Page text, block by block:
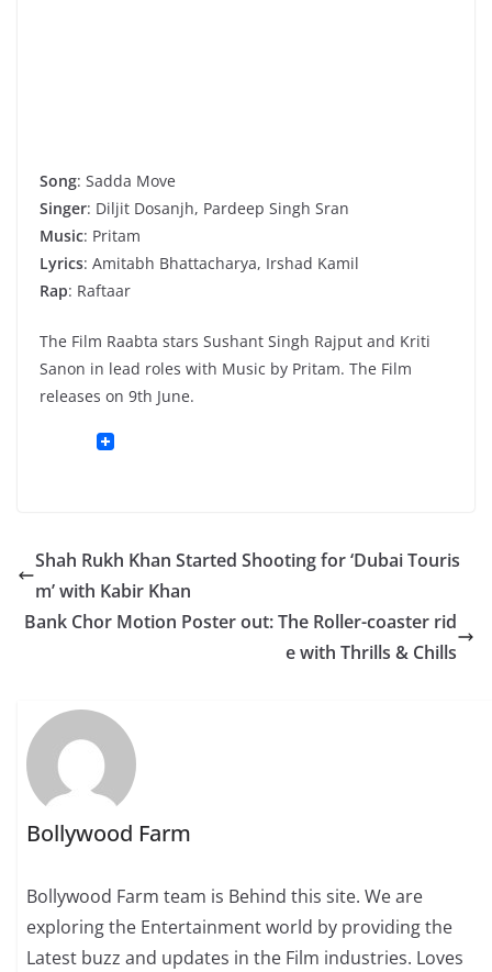
Song: Sadda Move
Singer: Diljit Dosanjh, Pardeep Singh Sran
Music: Pritam
Lyrics: Amitabh Bhattacharya, Irshad Kamil
Rap: Raftaar
The Film Raabta stars Sushant Singh Rajput and Kriti
Sanon in lead roles with Music by Pritam. The Film
releases on 9th June.
Shah Rukh Khan Started Shooting for ‘Dubai Touris
m’ with Kabir Khan
Bank Chor Motion Poster out: The Roller-coaster rid
e with Thrills & Chills
Bollywood Farm
Bollywood Farm team is Behind this site. We are
exploring the Entertainment world by providing the
Latest buzz and updates in the Film industries. Loves